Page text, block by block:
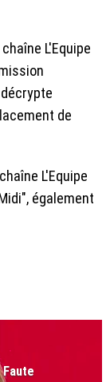
L'Equipe
de
L'Equipe
également